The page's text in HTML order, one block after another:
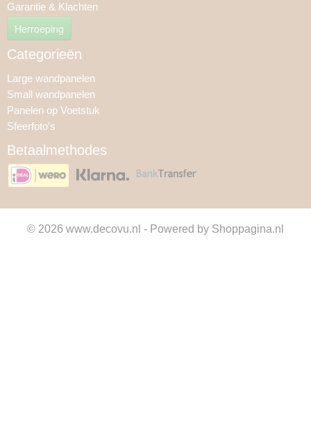
Garantie & Klachten
Herroeping
Categorieën
Large wandpanelen
Small wandpanelen
Panelen op Voetstuk
Sfeerfoto's
Betaalmethodes
© 2026 www.decovu.nl - Powered by Shoppagina.nl